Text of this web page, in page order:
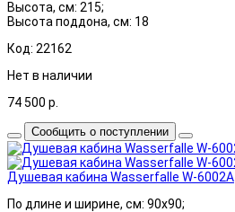
Высота, см: 215;
Высота поддона, см: 18
Код: 22162
Нет в наличии
74 500 р.
Сообщить о поступлении
Душевая кабина Wasserfalle W-6002A
По длине и ширине, см: 90x90;